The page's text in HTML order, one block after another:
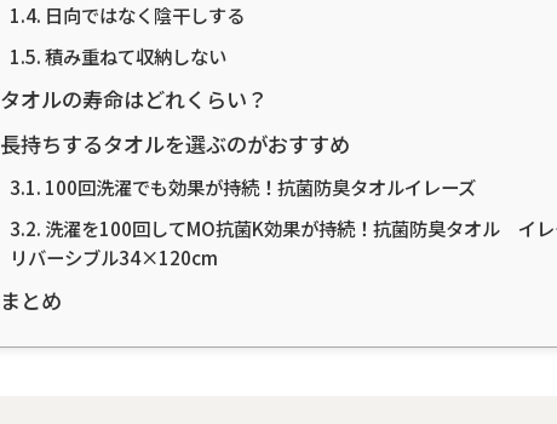
日向ではなく陰干しする
積み重ねて収納しない
タオルの寿命はどれくらい？
長持ちするタオルを選ぶのがおすすめ
100回洗濯でも効果が持続！抗菌防臭タオルイレーズ
洗濯を100回してMO抗菌K効果が持続！抗菌防臭タオル イ
リバーシブル34×120cm
まとめ